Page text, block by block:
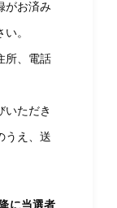
がお済み
。
所、電話
ただき
うえ、送
に当選者